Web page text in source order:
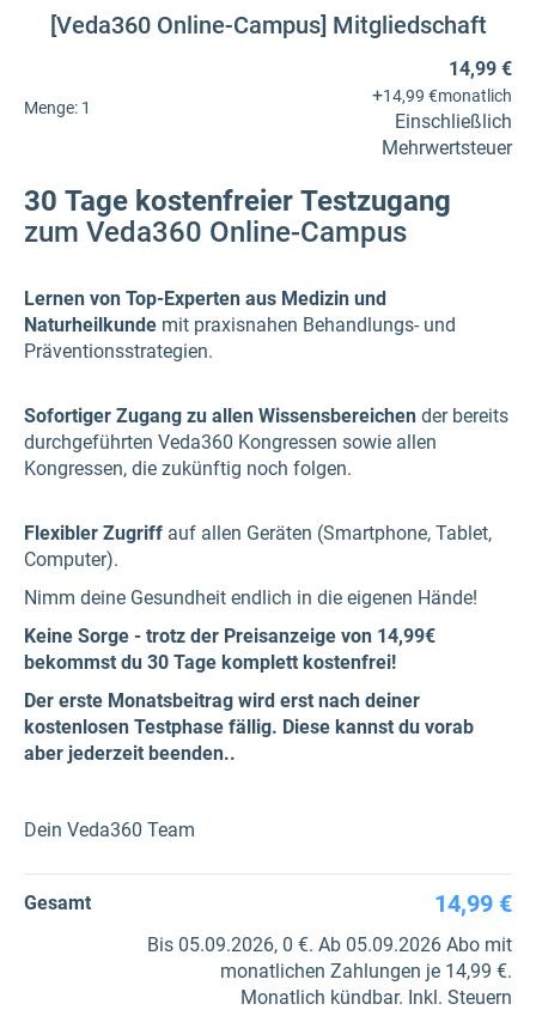
[Veda360 Online-Campus] Mitgliedschaft
Menge: 1
14,99 €
+14,99 €monatlich
Einschließlich
Mehrwertsteuer
30 Tage kostenfreier Testzugang
zum Veda360 Online-Campus
Lernen von Top-Experten aus Medizin und
Naturheilkunde mit praxisnahen Behandlungs- und
Präventionsstrategien.
Sofortiger Zugang zu allen Wissensbereichen der bereits
durchgeführten Veda360 Kongressen sowie allen
Kongressen, die zukünftig noch folgen.
Flexibler Zugriff auf allen Geräten (Smartphone, Tablet,
Computer).
Nimm deine Gesundheit endlich in die eigenen Hände!
Keine Sorge - trotz der Preisanzeige von 14,99€
bekommst du 30 Tage komplett kostenfrei!
Der erste Monatsbeitrag wird erst nach deiner
kostenlosen Testphase fällig. Diese kannst du vorab
aber jederzeit beenden..
Dein Veda360 Team
Gesamt 14,99 €
Bis 05.09.2026, 0 €. Ab 05.09.2026 Abo mit
monatlichen Zahlungen je 14,99 €.
Monatlich kündbar. Inkl. Steuern